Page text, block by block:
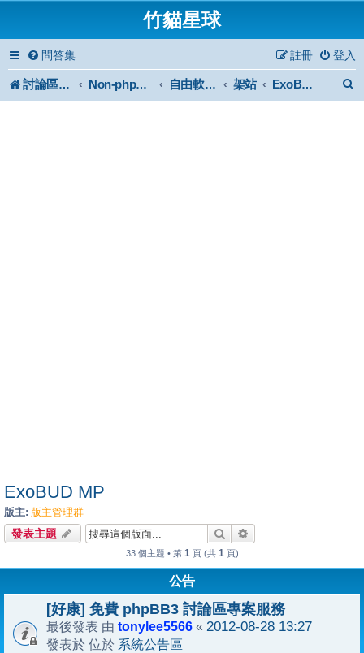
竹貓星球
問答集 登入
註冊
討論區首頁 Non-phpBB specific 自由軟體或免費軟體 架站 ExoBUD MP
ExoBUD MP
版主: 版主管理群
發表主題 搜尋
33 個主題 • 第 1 頁 (共 1 頁)
公告
[好康] 免費 phpBB3 討論區專案服務
最後發表 由 tonylee5566 « 2012-08-28 13:27
發表於 位於 系統公告區